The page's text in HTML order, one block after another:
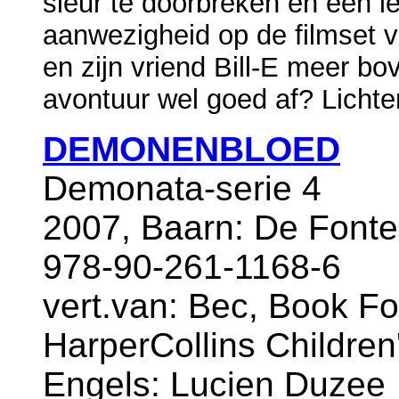
aanwezigheid op de filmset
en zijn vriend Bill-E meer
avontuur wel goed af?
DEMONENBLOED
Demonata-serie 4
2007, Baarn: De
978-90-261-1168-6
vert.van: Bec, Book
HarperCollins
Engels: Lucien Duzee